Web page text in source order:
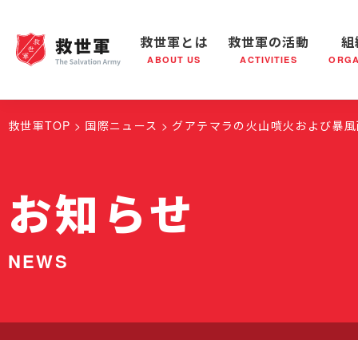
救世軍とは
ABOUT US
救世軍とは 世界が抱えている社会問題 救世軍
救世軍の活動
ACTIVITIES
救世軍の活動 社会鍋
組織概要
救世軍TOP 国際ニュース グアテマラの火山噴火および暴
お知らせ
NEWS